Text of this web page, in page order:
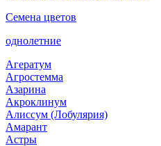
Семена цветов
однолетние
Агератум
Агростемма
Азарина
Акроклинум
Алиссум (Лобулярия)
Амарант
Астры